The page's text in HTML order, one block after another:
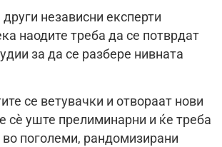
независни експерти
наодите треба да се потврдат
за да се разбере нивната
се ветувачки и отвораат нови
сè уште прелиминарни и ќе треба
во поголеми, рандомизирани